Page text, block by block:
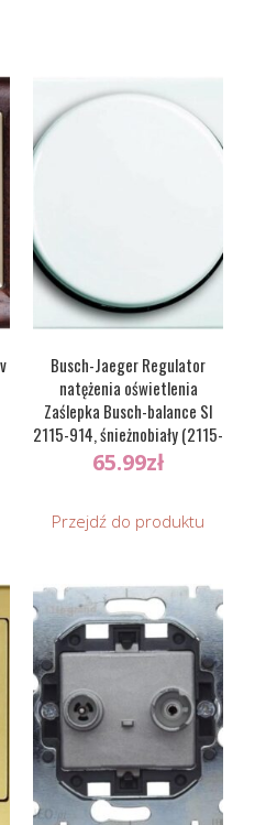
Busch-Jaeger Regulator
natężenia oświetlenia
Zaślepka Busch-balance SI
2115-914, śnieżnobiały (2115-
914)
65.99zł
Przejdź do produktu